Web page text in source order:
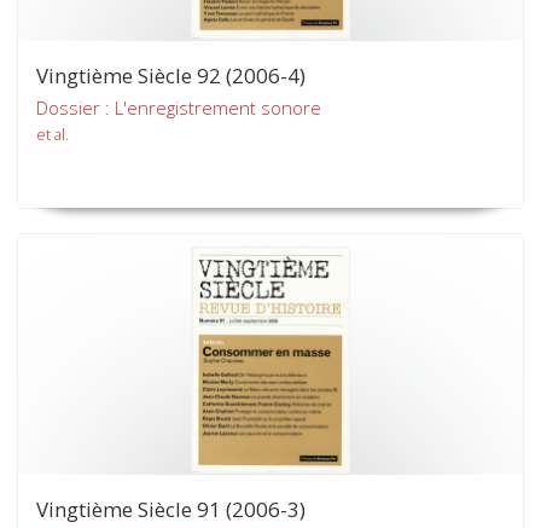
Vingtième Siècle 92 (2006-4)
Dossier : L'enregistrement sonore
et al.
Vingtième Siècle 91 (2006-3)